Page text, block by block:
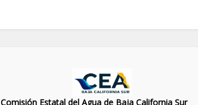
Comisión Estatal del Agua de Baja California Sur